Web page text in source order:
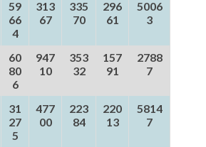
59
66
4
313
67
335
70
296
61
5006
3
60
80
6
947
10
353
32
157
91
2788
7
31
27
5
477
00
223
84
220
13
5814
7